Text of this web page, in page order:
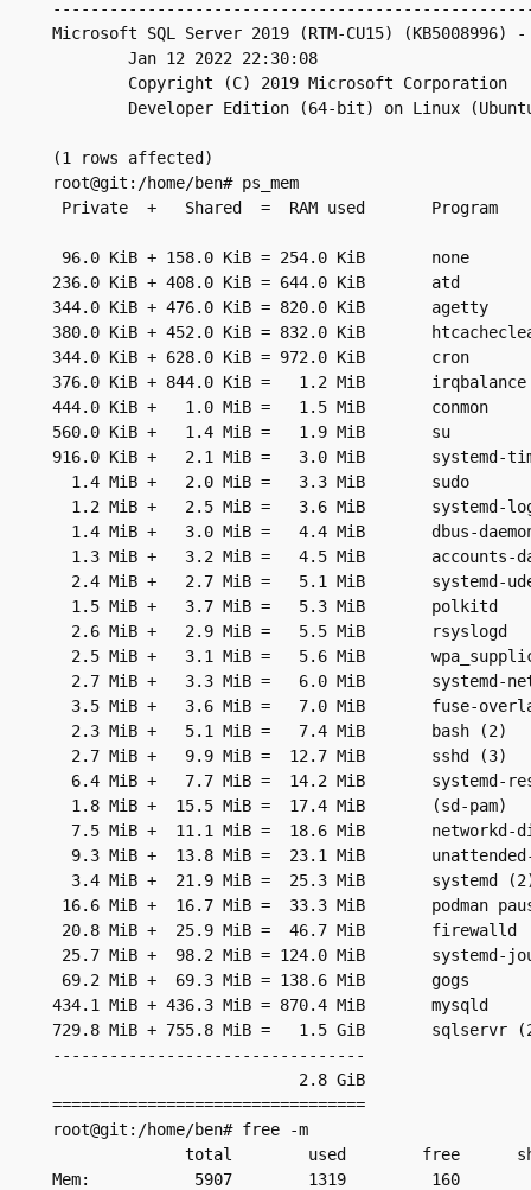
Microsoft SQL Server 2019 (RTM-CU15) (KB5008996)
        Jan 12 2022 22:30:08
        Copyright (C) 2019 Microsoft Corporation
Developer
(1 rows affected)
root@git:/home/ben# ps_mem
Private  +   Shared  =  RAM used       Program
96.0 KiB + 158.0 KiB = 254.0 KiB       none
236.0 KiB + 408.0 KiB = 644.0 KiB       atd
344.0 KiB + 476.0 KiB = 820.0 KiB       agetty
380.0 KiB + 452.0 KiB = 832.0 KiB
344.0 KiB + 628.0 KiB = 972.0 KiB       cron
376.0 KiB + 844.0 KiB =   1.2 MiB       irqbalance
444.0 KiB +   1.0 MiB =   1.5 MiB       conmon
560.0 KiB +   1.4 MiB =   1.9 MiB       su
916.0 KiB +   2.1 MiB =   3.0 MiB       systemd-
  1.4 MiB +   2.0 MiB =   3.3 MiB       sudo
1.2 MiB +   2.5 MiB =   3.6 MiB       systemd-
1.4 MiB +   3.0 MiB =   4.4 MiB       dbus-
1.3 MiB +   3.2 MiB =   4.5 MiB       accounts-
2.4 MiB +   2.7 MiB =   5.1 MiB       systemd-
  1.5 MiB +   3.7 MiB =   5.3 MiB       polkitd
  2.6 MiB +   2.9 MiB =   5.5 MiB       rsyslogd
2.5 MiB +   3.1 MiB =   5.6 MiB
2.7 MiB +   3.3 MiB =   6.0 MiB       systemd-
3.5 MiB +   3.6 MiB =   7.0 MiB       fuse-
  2.3 MiB +   5.1 MiB =   7.4 MiB       bash (2)
  2.7 MiB +   9.9 MiB =  12.7 MiB       sshd (3)
6.4 MiB +   7.7 MiB =  14.2 MiB       systemd-
  1.8 MiB +  15.5 MiB =  17.4 MiB       (sd-pam)
7.5 MiB +  11.1 MiB =  18.6 MiB       networkd-
9.3 MiB +  13.8 MiB =  23.1 MiB
3.4 MiB +  21.9 MiB =  25.3 MiB       systemd
16.6 MiB +  16.7 MiB =  33.3 MiB       podman
20.8 MiB +  25.9 MiB =  46.7 MiB       firewalld
25.7 MiB +  98.2 MiB = 124.0 MiB       systemd-
69.2 MiB +  69.3 MiB = 138.6 MiB       gogs
434.1 MiB + 436.3 MiB = 870.4 MiB       mysqld
729.8 MiB + 755.8 MiB =   1.5 GiB       sqlservr
---------------------------------
                          2.8 GiB
=================================
root@git:/home/ben# free -m
total        used        free
Mem:           5907        1319         160